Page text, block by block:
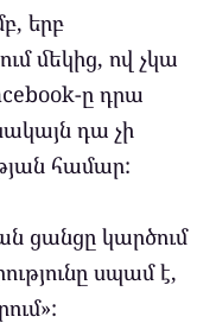
երբ
մեկից, ով չկա
ը դրա
դա չի
համար:
ցանցը կարծում
սպամ է,